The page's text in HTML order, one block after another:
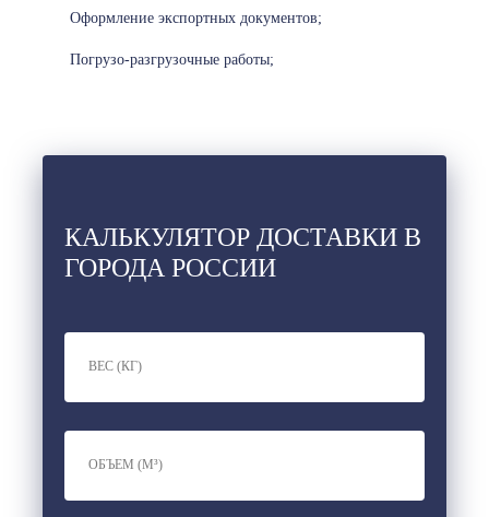
Оформление экспортных документов;
Погрузо-разгрузочные работы;
КАЛЬКУЛЯТОР ДОСТАВКИ В
ГОРОДА РОССИИ